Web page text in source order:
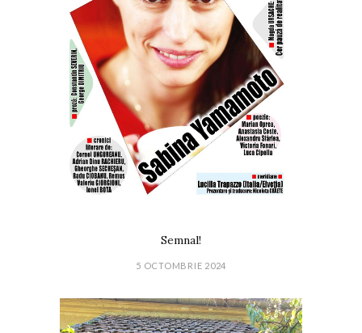
Semnal!
5 OCTOMBRIE 2024